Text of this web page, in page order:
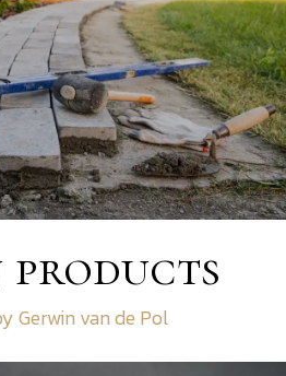
products
Gerwin van de Pol